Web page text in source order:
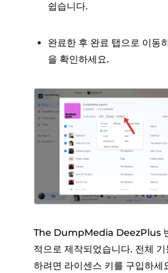
쉽습니다.
완료한 후 완료 탭으로 이동
을 확인하세요.
The DumpMedia DeezPlus
적으로 제작되었습니다. 전체
하려면 라이센스 키를 구입하세